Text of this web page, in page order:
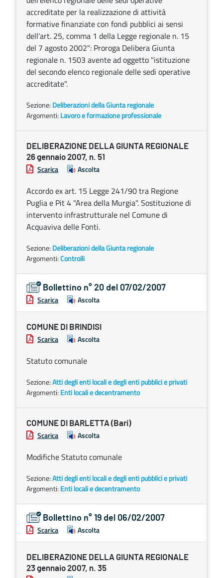
accreditate per la realizzazione di attività
formative finanziate con fondi pubblici ai sensi
dell'art. 25, comma 1 della Legge regionale n. 15
del 7 agosto 2002": Proroga Delibera Giunta
regionale n. 1503 avente ad oggetto "istituzione
del secondo elenco regionale delle sedi operative
accreditate".
Sezione: Deliberazioni della Giunta regionale
Argomenti: Lavoro e formazione professionale
DELIBERAZIONE DELLA GIUNTA REGIONALE
26 gennaio 2007, n. 51
Scarica Ascolta
Accordo ex art. 15 Legge 241/90 tra Regione
Puglia e Pit 4 "Area della Murgia". Sostituzione di
intervento infrastrutturale nel Comune di
Acquaviva delle Fonti.
Sezione: Deliberazioni della Giunta regionale
Argomenti:Controlli
Bollettino n° 20 del 07/02/2007
Scarica Ascolta
COMUNE DI BRINDISI
Scarica Ascolta
Statuto comunale
Sezione:Atti degli enti locali e degli enti pubblici e privati
Argomenti: Enti locali e decentramento
COMUNE DI BARLETTA (Bari)
Scarica Ascolta
Modifiche Statuto comunale
Sezione:Atti degli enti locali e degli enti pubblici e privati
Argomenti: Enti locali e decentramento
Bollettino n° 19 del 06/02/2007
Scarica Ascolta
DELIBERAZIONE DELLA GIUNTA REGIONALE
23 gennaio 2007, n. 35